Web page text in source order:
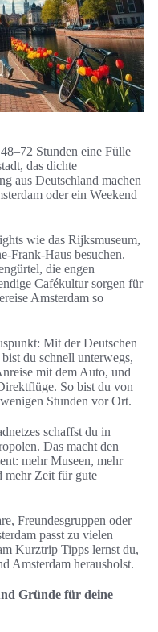
Stunden eine Fülle
das dichte
aus Deutschland machen
oder ein Weekend
wie das Rijksmuseum,
Frank-Haus besuchen.
die engen
Cafékultur sorgen für
Amsterdam so
Mit der Deutschen
du schnell unterwegs,
mit dem Auto, und
So bist du von
Stunden vor Ort.
schaffst du in
Das macht den
mehr Museen, mehr
mehr Zeit für gute
Freundesgruppen oder
passt zu vielen
Kurztrip Tipps lernst du,
Amsterdam herausholst.
Gründe für deine